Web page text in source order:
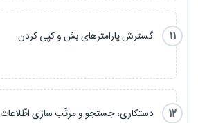
11
گسترش پارامترهای بش و کپی کردن
12
دستکاری، جستجو و مرتّب سازی اطّلاعات